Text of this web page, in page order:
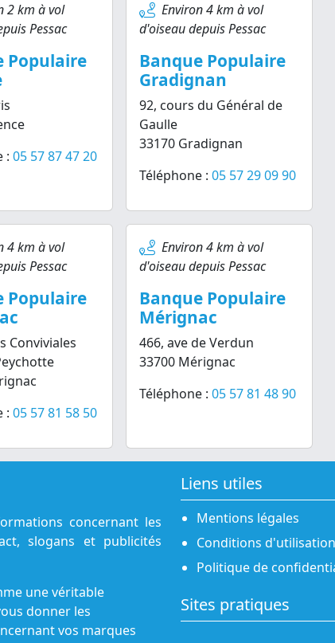
2 km à vol
Pessac
Populaire
: 05 57 87 47 20
Environ 4 km à vol
d'oiseau depuis Pessac
Banque Populaire
Gradignan
92, cours du Général de
Gaulle
33170 Gradignan
Téléphone :05 57 29 09 90
4 km à vol
Pessac
Populaire
Conviviales
: 05 57 81 58 50
Environ 4 km à vol
d'oiseau depuis Pessac
Banque Populaire
Mérignac
466, ave de Verdun
33700 Mérignac
Téléphone :05 57 81 48 90
concernant les
slogans et publicités
une véritable
donner les
vos marques
Liens utiles
Mentions légales
Conditions d'utilisation
Politique de
Sites pratiques